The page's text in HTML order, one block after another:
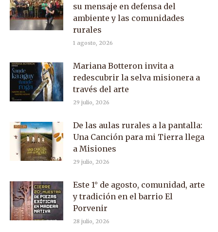
su mensaje en defensa del
ambiente y las comunidades
rurales
1 agosto, 2026
Mariana Botteron invita a
redescubrir la selva misionera a
través del arte
29 julio, 2026
De las aulas rurales a la pantalla:
Una Canción para mi Tierra llega
a Misiones
29 julio, 2026
Este 1° de agosto, comunidad, arte
y tradición en el barrio El
Porvenir
28 julio, 2026